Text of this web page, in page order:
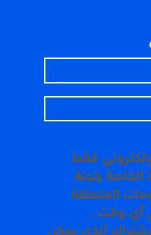
فقط
الخاصة بلجنة
المتعلقة
أي وقت ،
الذي يمكن